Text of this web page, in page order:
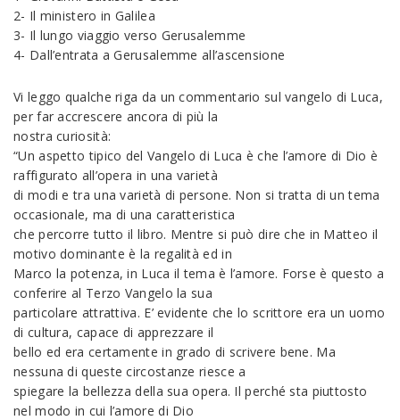
2- Il ministero in Galilea
3- Il lungo viaggio verso Gerusalemme
4- Dall’entrata a Gerusalemme all’ascensione
Vi leggo qualche riga da un commentario sul vangelo di Luca,
per far accrescere ancora di più la
nostra curiosità:
“Un aspetto tipico del Vangelo di Luca è che l’amore di Dio è
raffigurato all’opera in una varietà
di modi e tra una varietà di persone. Non si tratta di un tema
occasionale, ma di una caratteristica
che percorre tutto il libro. Mentre si può dire che in Matteo il
motivo dominante è la regalità ed in
Marco la potenza, in Luca il tema è l’amore. Forse è questo a
conferire al Terzo Vangelo la sua
particolare attrattiva. E’ evidente che lo scrittore era un uomo
di cultura, capace di apprezzare il
bello ed era certamente in grado di scrivere bene. Ma
nessuna di queste circostanze riesce a
spiegare la bellezza della sua opera. Il perché sta piuttosto
nel modo in cui l’amore di Dio